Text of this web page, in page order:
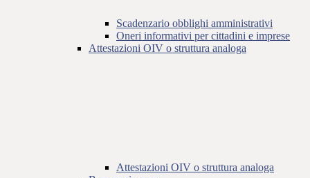
Scadenzario obblighi amministrativi
Oneri informativi per cittadini e imprese
Attestazioni OIV o struttura analoga
Attestazioni OIV o struttura analoga